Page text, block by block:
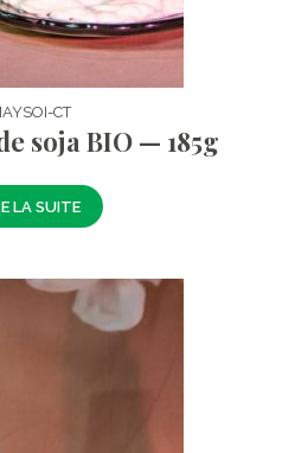
CT
soja BIO — 185g
LA SUITE